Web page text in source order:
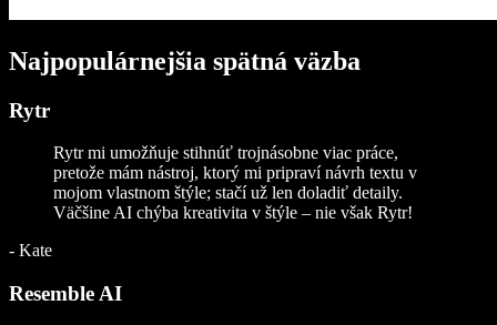
Najpopulárnejšia spätná väzba
Rytr
Rytr mi umožňuje stihnúť trojnásobne viac práce,
pretože mám nástroj, ktorý mi pripraví návrh textu v
mojom vlastnom štýle; stačí už len doladiť detaily.
Väčšine AI chýba kreativita v štýle – nie však Rytr!
- Kate
Resemble AI